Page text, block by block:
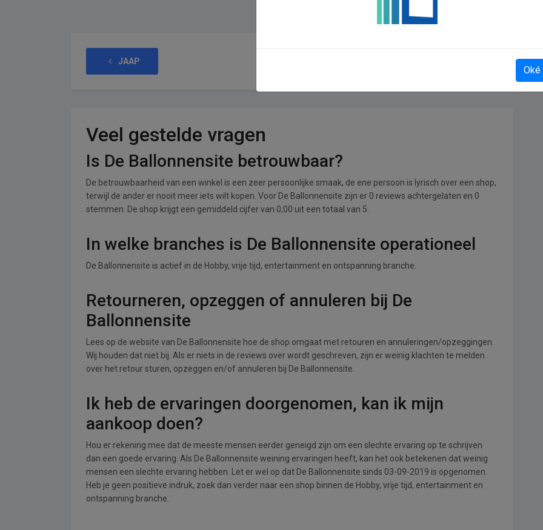
JAAP
Veel gestelde vragen
Is De Ballonnensite betrouwbaar?
De betrouwbaarheid van een winkel is een zeer persoonlijke smaak, de ene persoon is lyrisch over een shop,
terwijl de ander er nooit meer iets wilt kopen. Voor De Ballonnensite zijn er 0 reviews achtergelaten en 0
stemmen. De shop krijgt een gemiddeld cijfer van 0,00 uit een totaal van 5.
In welke branches is De Ballonnensite operationeel
De Ballonnensite is actief in de Hobby, vrije tijd, entertainment en ontspanning branche.
Retourneren, opzeggen of annuleren bij De
Ballonnensite
Lees op de website van De Ballonnensite hoe de shop omgaat met retouren en annuleringen/opzeggingen.
Wij houden dat niet bij. Als er niets in de reviews over wordt geschreven, zijn er weinig klachten te melden
over het retour sturen, opzeggen en/of annuleren bij De Ballonnensite.
Ik heb de ervaringen doorgenomen, kan ik mijn
aankoop doen?
Hou er rekening mee dat de meeste mensen eerder geneigd zijn om een slechte ervaring op te schrijven
dan een goede ervaring. Als De Ballonnensite weining ervaringen heeft, kan het ook betekenen dat weinig
mensen een slechte ervaring hebben. Let er wel op dat De Ballonnensite sinds 03-09-2019 is opgenomen.
Heb je geen positieve indruk, zoek dan verder naar een shop binnen de Hobby, vrije tijd, entertainment en
ontspanning branche.
Oké